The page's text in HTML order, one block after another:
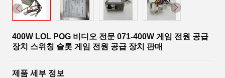
400W LOL POG 비디오 전문 071-400W 게임 전원 공급
장치 스위칭 슬롯 게임 전원 공급 장치 판매
제품 세부 정보